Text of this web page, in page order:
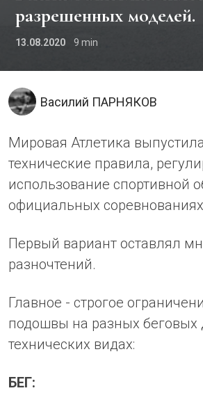
разрешенных моделей.
13.08.2020 9
Василий ПАРНЯКОВ
Мировая Атлетика
технические правила,
использование спортивной
официальных
Первый вариант оставлял
разночтений.
Главное - строгое
подошвы на разных беговых
технических видах:
БЕГ: